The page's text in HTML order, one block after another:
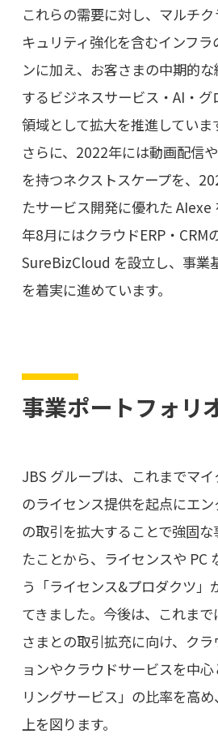
これらの需要に対し、マルチ
キュリティ強化を含むインフ
ンに加え、お客さまの中期的
するビジネスサービス・AI・
領域として拡大を推進していま
さらに、2022年には動画配信
を持つネクストスケープを、
たサービス開発に優れた
年8月にはクラウドERP・CRM
SureBizCloud を設立し、事業
を着実に進めています。
事業ポートフォリ
JBS グループは、これまでマ
のライセンス提供を起点にエ
の取引を拡大することで強固
たことから、ライセンスや PC
う「ライセンス&プロダクツ」
てきました。今後は、これま
さまとの取引拡充に向け、ク
ョンやクラウドサービスを中
リングサービス」の比率を高
上を図ります。